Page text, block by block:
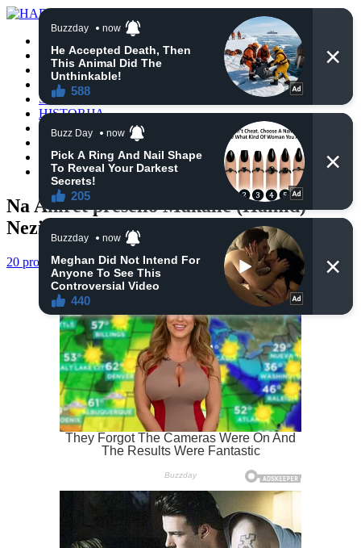
VIJESTI
BIH
TURSKA
SVIJET
HISTORIJA
RELIGIJA
ZANIMLJIVOSTI
CRNA HRONIKA
OBAVIJESTI
Na Ahiret preselio Makalić (Hamid)
Nezir
20 prosinca, 2024 haberhana POČETNA 0